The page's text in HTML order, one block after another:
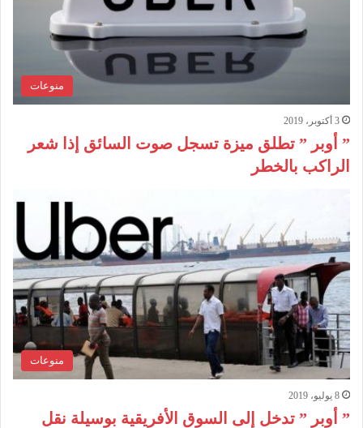
منوعات
3 أكتوبر، 2019
” أوبر ” تطلق ميزة تسجل صوت السائق إذا شعر
الراكب بالخطر
منوعات
8 يوليو، 2019
” أوبر ” تدخل إلى السوق الأفريقية بوسيلة نقل